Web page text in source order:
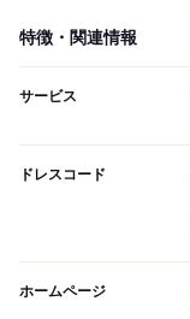
特徴・関連情報
サービス
ドレスコード
ホームページ